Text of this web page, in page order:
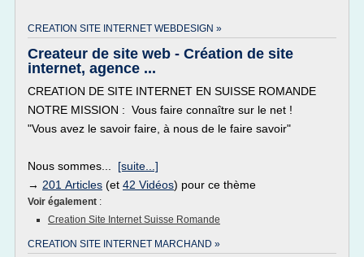
CREATION SITE INTERNET WEBDESIGN »
Createur de site web - Création de site
internet, agence ...
CREATION DE SITE INTERNET EN SUISSE ROMANDE
NOTRE MISSION : Vous faire connaître sur le net !
"Vous avez le savoir faire, à nous de le faire savoir"
Nous sommes... [suite...]
→ 201 Articles (et 42 Vidéos) pour ce thème
Voir également :
Creation Site Internet Suisse Romande
CREATION SITE INTERNET MARCHAND »